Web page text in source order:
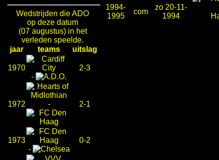
Wedstrijden die ADO
op deze datum
(07 augustus) in het
verleden speelde.
jaar
teams uitslag
1970
-
2-3
1972 - 2-1
1973
-
0-2
1994-
1995
com
zo 20-11-
1994